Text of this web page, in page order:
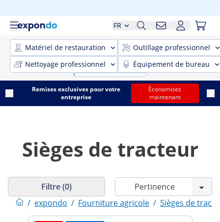
FR
Matériel de restauration
Outillage professionnel
Nettoyage professionnel
Équipement de bureau
Remises exclusives pour votre
entreprise
Économisez
maintenant
Sièges de tracteur
/ expondo / Fourniture agricole / Sièges de
Filtre (0)